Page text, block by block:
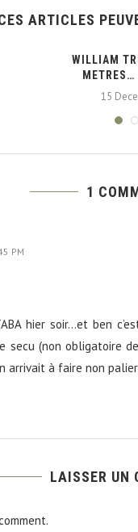
ARTICLES
WILLIAM
15
1
PM
hier soir…et ben
secu (non obligatoire
arrivait à faire non
LAISSER UN